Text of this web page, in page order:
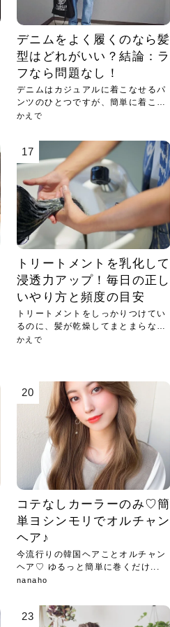
デニムをよく履くのなら髪
型はどれがいい？結論：ラ
フなら問題なし！
デニムはカジュアルに着こなせるパ
ンツのひとつですが、簡単に着こな
せる...
かえで
17
トリートメントを乳化して
浸透力アップ！毎日の正し
いやり方と頻度の目安
トリートメントをしっかりつけてい
るのに、髪が乾燥してまとまらない
とい...
かえで
20
コテなしカーラーのみ♡簡
単ヨシンモリでオルチャン
ヘア♪
今流行りの韓国ヘアことオルチャン
ヘア♡ ゆるっと簡単に巻くだけ...
nanaho
23